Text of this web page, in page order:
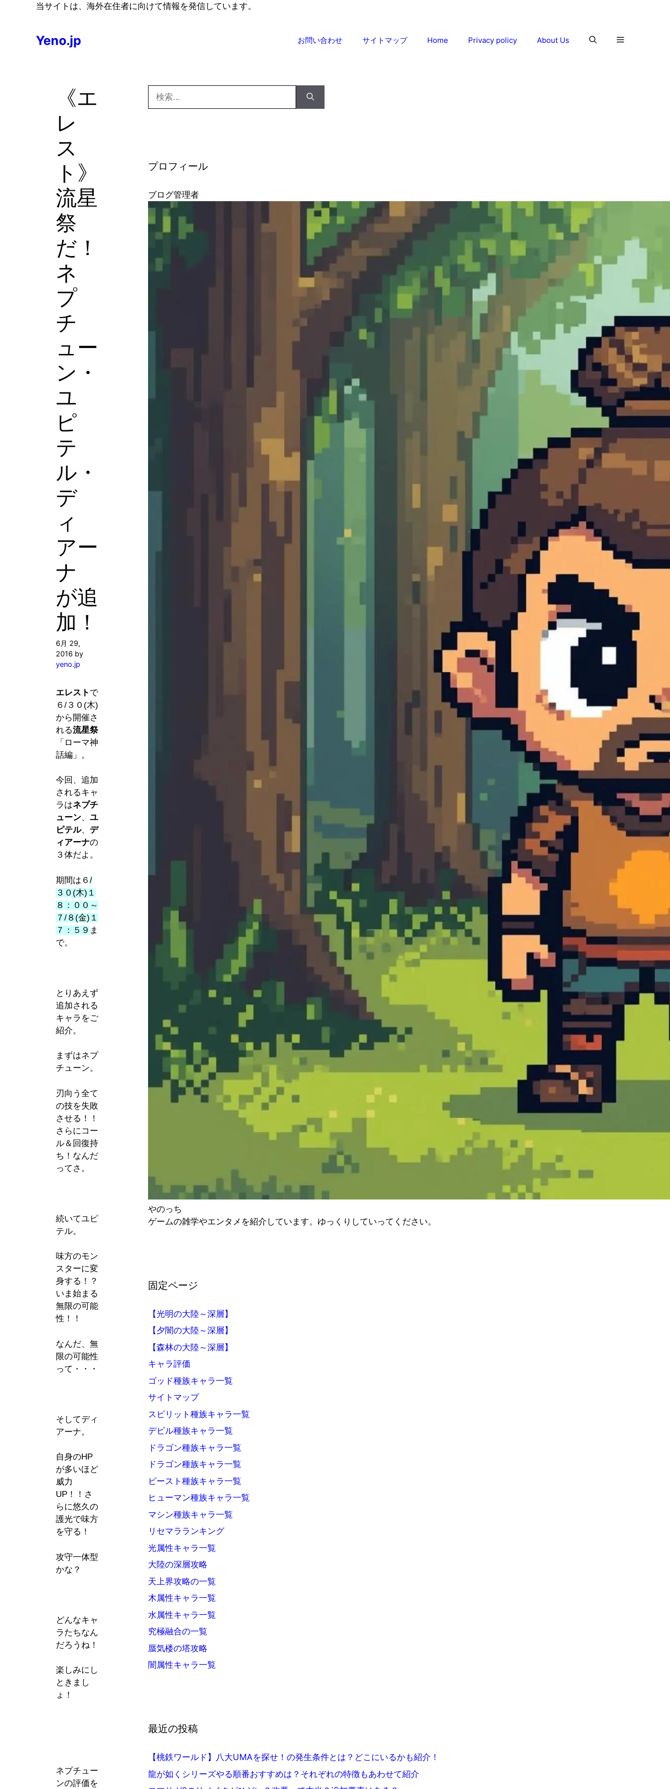
当サイトは、海外在住者に向けて情報を発信しています。
Yeno.jp お問い合わせ サイトマップ Home Privacy policy About Us
《エ
レ
ス
ト》
流星
祭
だ！
ネ
プ
チ
ュー
ン・
ユ
ピ
テ
ル・
デ
ィ
アー
ナ
が追
加！
6月 29,
2016 by
yeno.jp
エレスト で
６/３０(木)
から開催さ
れる流星祭
「ローマ神
話編」。
今回、追加
されるキャ
ラはネプチ
ューン、 ユ
ピテル、 デ
ィアーナの
３体だよ。
期間は６ /
３０(木)１
８：００～
７/８(金)１
７：５９ ま
で。
とりあえず
追加される
キャラをご
紹介。
まずはネプ
チューン。
刃向う全て
の技を失敗
させる！！
さらにコー
ル＆回復持
ち！なんだ
ってさ。
続いてユピ
テル。
味方のモン
スターに変
身する！？
いま始まる
無限の可能
性！！
なんだ、無
限の可能性
って・・・
そしてディ
アーナ。
自身のHP
が多いほど
威力
UP！！さ
らに悠久の
護光で味方
を守る！
攻守一体型
かな？
どんなキャ
ラたちなん
だろうね！
楽しみにし
ときまし
ょ！
ネプチュー
ンの評価を
索:
プロフィール
ブログ管理者
やのっち
ゲームの雑学やエンタメを紹介しています。ゆっくりしていってください。
固定ページ
【光明の大陸～深層】
【夕闇の大陸～深層】
【森林の大陸～深層】
キャラ評価
ゴッド種族キャラ一覧
サイトマップ
スピリット種族キャラ一覧
デビル種族キャラ一覧
ドラゴン種族キャラ一覧
ドラゴン種族キャラ一覧
ビースト種族キャラ一覧
ヒューマン種族キャラ一覧
マシン種族キャラ一覧
リセマラランキング
光属性キャラ一覧
大陸の深層攻略
天上界攻略の一覧
木属性キャラ一覧
水属性キャラ一覧
究極融合の一覧
蜃気楼の塔攻略
闇属性キャラ一覧
最近の投稿
【桃鉄ワールド】八大UMAを探せ！の発生条件とは？どこにいるかも紹介！
龍が如くシリーズやる順番おすすめは？それぞれの特徴もあわせて紹介